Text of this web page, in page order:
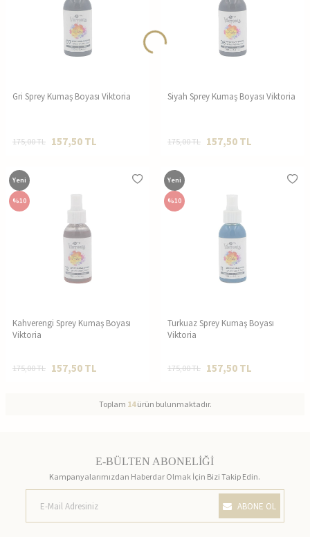
Gri Sprey Kumaş Boyası Viktoria
175,00TL 157,50 TL
Siyah Sprey Kumaş Boyası Viktoria
175,00TL 157,50 TL
Yeni
%10
Kahverengi Sprey Kumaş Boyası
Viktoria
175,00TL 157,50 TL
Yeni
%10
Turkuaz Sprey Kumaş Boyası
Viktoria
175,00TL 157,50 TL
Toplam 14ürün bulunmaktadır.
E-BÜLTEN ABONELİĞİ
Kampanyalarımızdan Haberdar Olmak İçin Bizi Takip Edin.
ABONE OL